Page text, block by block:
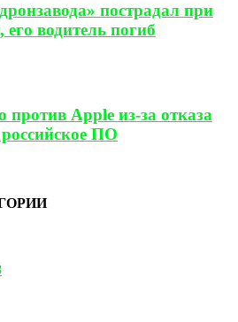
пострадал при
водитель погиб
Apple из-за отказа
ПО